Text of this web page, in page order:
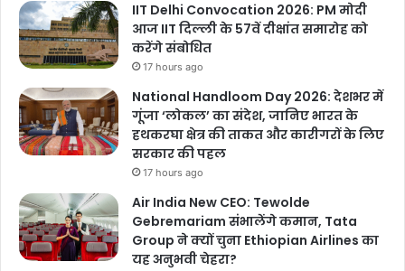
IIT Delhi Convocation 2026: PM मोदी
आज IIT दिल्ली के 57वें दीक्षांत समारोह को
करेंगे संबोधित
17 hours ago
National Handloom Day 2026: देशभर में
गूंजा ‘लोकल’ का संदेश, जानिए भारत के
हथकरघा क्षेत्र की ताकत और कारीगरों के लिए
सरकार की पहल
17 hours ago
Air India New CEO: Tewolde
Gebremariam संभालेंगे कमान, Tata
Group ने क्यों चुना Ethiopian Airlines का
यह अनुभवी चेहरा?